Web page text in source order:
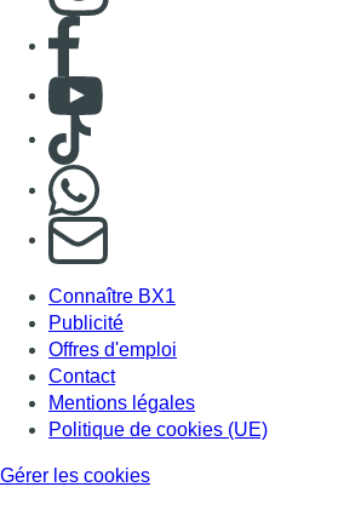
Consulter page Facebook
Consulter Youtube
Consulter TikTok
S'abonner à notre newsletter
Connaître BX1
Publicité
Offres d'emploi
Contact
Mentions légales
Politique de cookies (UE)
Gérer les cookies